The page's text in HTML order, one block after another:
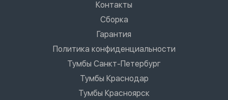
Контакты
Сборка
Гарантия
Политика конфиденциальности
Тумбы Санкт-Петербург
Тумбы Краснодар
Тумбы Красноярск